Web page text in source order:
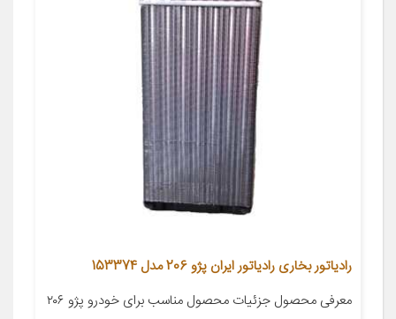
رادیاتور بخاری رادیاتور ایران پژو 206 مدل 153374
معرفی محصول جزئیات محصول مناسب برای خودرو پژو ۲۰۶